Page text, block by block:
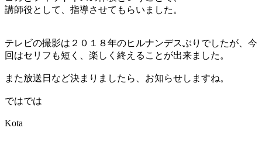
講師役として、指導させてもらいました。
テレビの撮影は２０１８年のヒルナンデスぶりでしたが、今
回はセリフも短く、楽しく終えることが出来ました。
また放送日など決まりましたら、お知らせしますね。
ではでは
Kota